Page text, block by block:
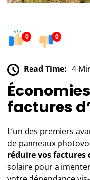
0 0
Read Time: 4
factures
L’un des premiers
de panneaux
réduire vos factures
solaire pour